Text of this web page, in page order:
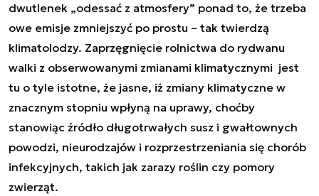
dwutlenek „odessać z atmosfery” ponad to, że trzeba
owe emisje zmniejszyć po prostu – tak twierdzą
klimatolodzy. Zaprzęgnięcie rolnictwa do rydwanu
walki z obserwowanymi zmianami klimatycznymi jest
tu o tyle istotne, że jasne, iż zmiany klimatyczne w
znacznym stopniu wpłyną na uprawy, choćby
stanowiąc źródło długotrwałych susz i gwałtownych
powodzi, nieurodzajów i rozprzestrzeniania się chorób
infekcyjnych, takich jak zarazy roślin czy pomory
zwierząt.